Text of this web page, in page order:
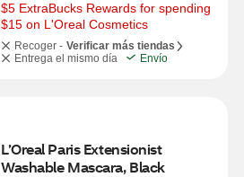
$5 ExtraBucks Rewards for spending
$15 on L'Oreal Cosmetics
Recoger - Verificar más tiendas
Entrega el mismo día
Envío
L’Oreal Paris Extensionist
Washable Mascara, Black